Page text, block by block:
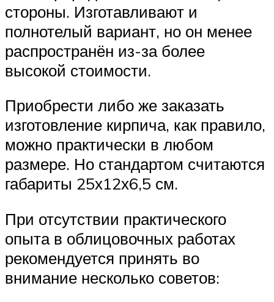
стороны. Изготавливают и
полнотелый вариант, но он менее
распространён из-за более
высокой стоимости.
Приобрести либо же заказать
изготовление кирпича, как правило,
можно практически в любом
размере. Но стандартом считаются
габариты 25х12х6,5 см.
При отсутствии практического
опыта в облицовочных работах
рекомендуется принять во
внимание несколько советов: